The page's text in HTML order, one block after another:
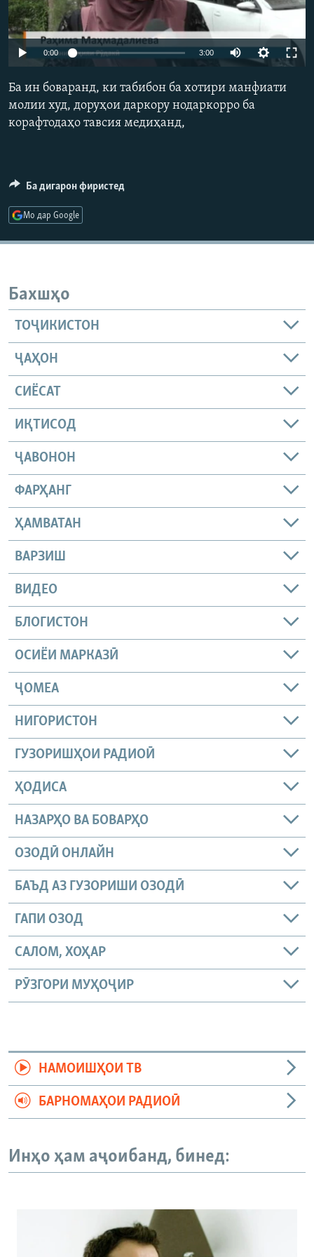
ГУЗОРИШҲОИ РАДИОӢ
Русский
0:00 3:00
Ба ин боваранд, ки табибон ба хотири манфиати
молии худ, доруҳои даркору нодаркорро ба
корафтодаҳо тавсия медиҳанд,
Ба дигарон фиристед
Мо дар Google
Бахшҳо
ТОҶИКИСТОН
ҶАҲОН
СИЁСАТ
ИҚТИСОД
ҶАВОНОН
ФАРҲАНГ
ҲАМВАТАН
ВАРЗИШ
ВИДЕО
БЛОГИСТОН
ОСИЁИ МАРКАЗӢ
ҶОМEА
НИГОРИСТОН
ГУЗОРИШҲОИ РАДИОӢ
ҲОДИСА
НАЗАРҲО ВА БОВАРҲО
ОЗОДӢ ОНЛАЙН
БАЪД АЗ ГУЗОРИШИ ОЗОДӢ
ГАПИ ОЗОД
САЛОМ, ХОҲАР
РӮЗГОРИ МУҲОҶИР
НАМОИШҲОИ ТВ
БАРНОМАҲОИ РАДИОӢ
Инҳо ҳам аҷоибанд, бинед: